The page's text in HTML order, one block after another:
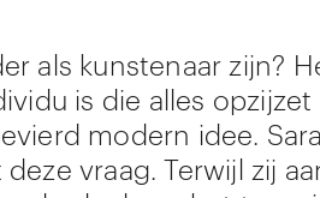
als kunstenaar zijn?
is die alles
modern idee.
vraag. Terwijl zij